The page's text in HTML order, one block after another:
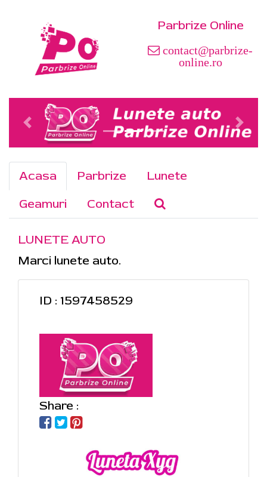
Parbrize Online
contact@parbrize-
online.ro
Acasa Parbrize
Lunete
Geamuri
Contact
LUNETE AUTO
Marci lunete auto.
ID : 1597458529
Share :